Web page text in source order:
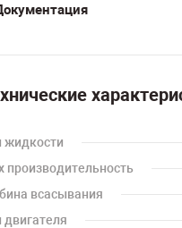
жидкости
производительность
всасывания
двигателя